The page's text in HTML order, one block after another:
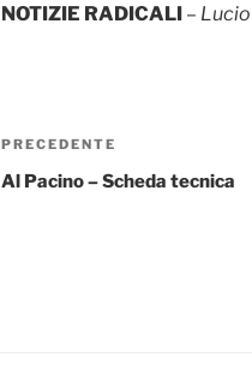
NOTIZIE RADICALI –
Navigazione
articoli
Articolo
precedente:
PRECEDENTE
Al Pacino – Scheda tecnica